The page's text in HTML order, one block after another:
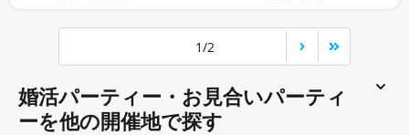
1/2
婚活パーティー・お見合いパーティ
ーを他の開催地で探す